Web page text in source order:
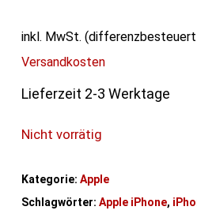
inkl. MwSt. (differenzbesteuert
Versandkosten
Lieferzeit 2-3 Werktage
Nicht vorrätig
Kategorie: Apple
Schlagwörter: Apple iPhone,